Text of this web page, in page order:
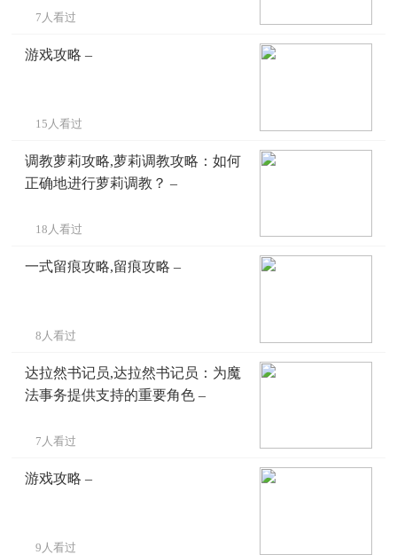
7人看过
游戏攻略 –
15人看过
调教萝莉攻略,萝莉调教攻略：如何
正确地进行萝莉调教？ –
18人看过
一式留痕攻略,留痕攻略 –
8人看过
达拉然书记员,达拉然书记员：为魔
法事务提供支持的重要角色 –
7人看过
游戏攻略 –
9人看过